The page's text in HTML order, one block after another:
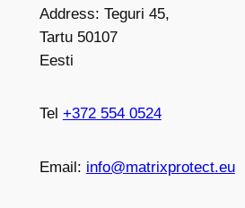
Address: Teguri 45,
Tartu 50107
Eesti
Tel +372 554 0524
Email: info@matrixprotect.eu